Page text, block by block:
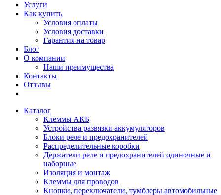
Услуги
Как купить
Условия оплаты
Условия доставки
Гарантия на товар
Блог
О компании
Наши преимущества
Контакты
Отзывы
Каталог
Клеммы АКБ
Устройства развязки аккумуляторов
Блоки реле и предохранителей
Распределительные коробки
Держатели реле и предохранителей одиночные и
наборные
Изоляция и монтаж
Клеммы для проводов
Кнопки, переключатели, тумблеры автомобильные